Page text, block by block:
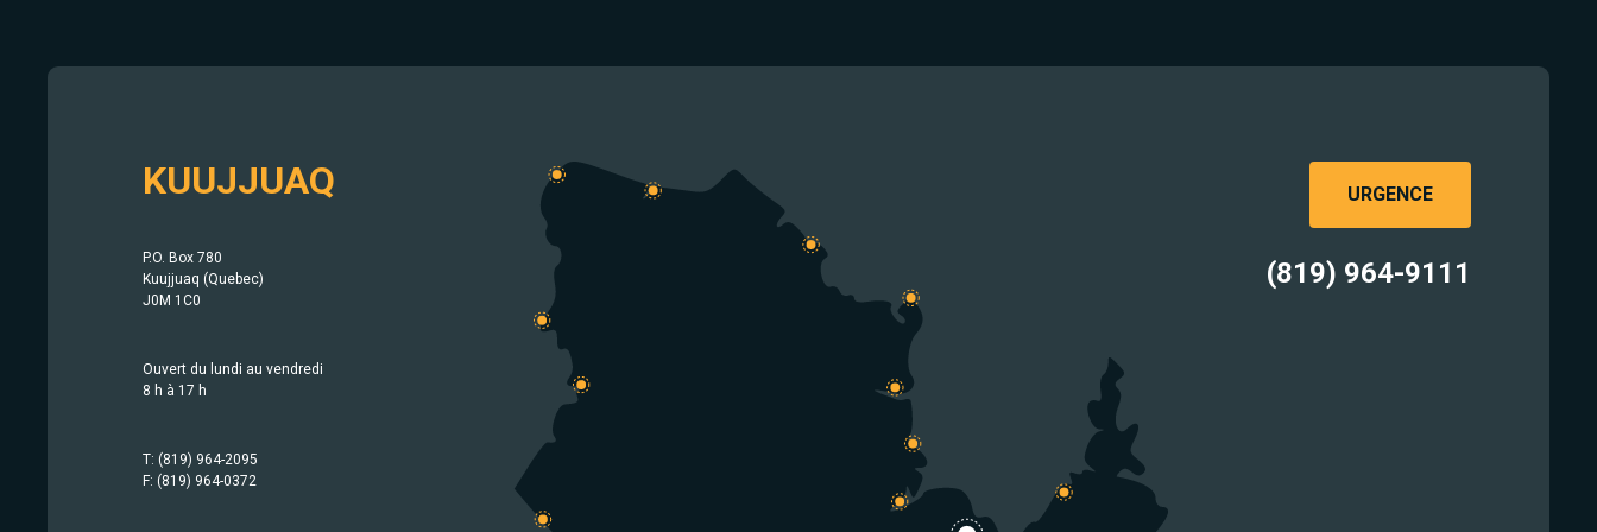
KUUJJUAQ
P.O. Box 780
Kuujjuaq (Quebec)
J0M 1C0
Ouvert du lundi au vendredi
8 h à 17 h
T: (819) 964-2095
F: (819) 964-0372
URGENCE
(819) 964-9111